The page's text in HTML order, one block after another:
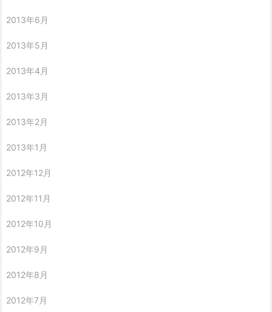
2013年6月
2013年5月
2013年4月
2013年3月
2013年2月
2013年1月
2012年12月
2012年11月
2012年10月
2012年9月
2012年8月
2012年7月